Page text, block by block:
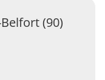
(90)